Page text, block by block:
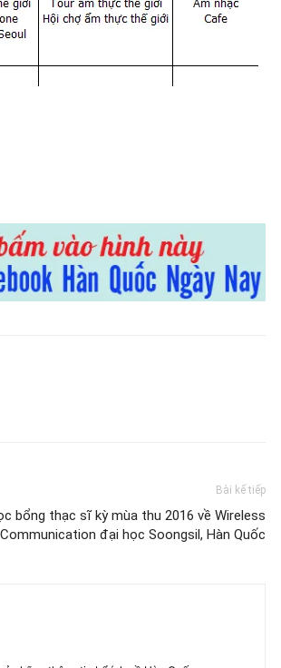
Bài kế tiếp
bổng thạc sĩ kỳ mùa thu 2016 về Wireless
Communication đại học Soongsil, Hàn Quốc